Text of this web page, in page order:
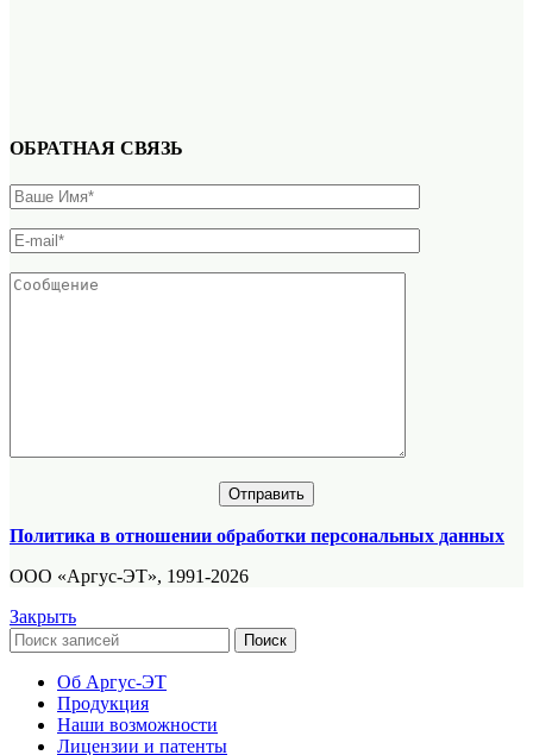
ОБРАТНАЯ СВЯЗЬ
Политика в отношении обработки персональных данных
ООО «Аргус-ЭТ», 1991-2026
Закрыть
Поиск
Об Аргус-ЭТ
Продукция
Наши возможности
Лицензии и патенты